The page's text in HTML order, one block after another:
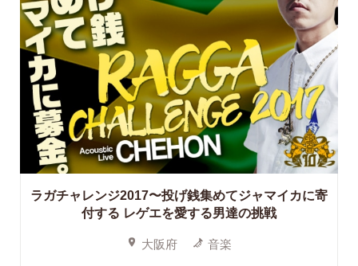
ラガチャレンジ2017〜投げ銭集めてジャマイカに寄
付する レゲエを愛する男達の挑戦
大阪府 音楽